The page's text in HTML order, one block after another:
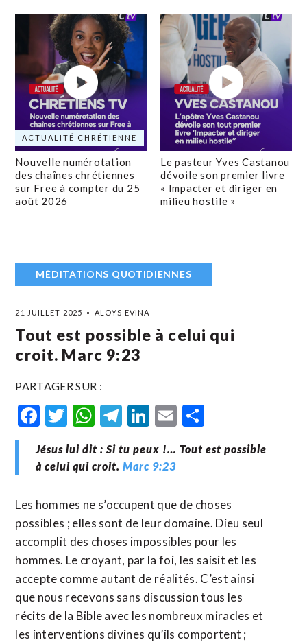
ACTUALITÉ CHRÉTIENNE
Nouvelle numérotation
des chaînes chrétiennes
sur Free à compter du 25
août 2026
Le pasteur Yves Castanou
dévoile son premier livre
« Impacter et diriger en
milieu hostile »
MÉDITATIONS QUOTIDIENNES
21 JUILLET 2025 ALOYS EVINA
Tout est possible à celui qui
croit. Marc 9:23
PARTAGER SUR :
Facebook
Twitter
WhatsApp
Telegram
LinkedIn
Email
Jésus lui dit : Si tu peux !… Tout est possible
à celui qui croit. Marc 9:23
Les hommes ne s’occupent que de choses
possibles ; elles sont de leur domaine. Dieu seul
accomplit des choses impossibles pour les
hommes. Le croyant, par la foi, les saisit et les
accepte comme autant de réalités. C’est ainsi
que nous recevons sans discussion tous les
récits de la Bible avec les nombreux miracles et
les interventions divines qu’ils comportent ;